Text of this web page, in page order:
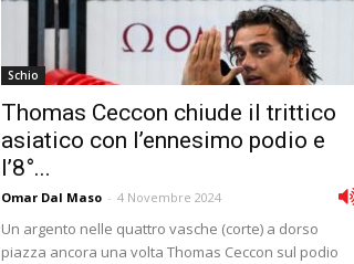
Schio
Thomas Ceccon chiude il trittico
asiatico con l’ennesimo podio e
l’8°...
Omar Dal Maso - 4 Novembre 2024
Un argento nelle quattro vasche (corte) a dorso
piazza ancora una volta Thomas Ceccon sul podio